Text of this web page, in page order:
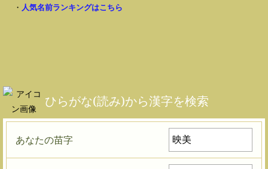
・ 人気名前ランキングはこちら
ひらがな(読み)から漢字を検索
あなたの苗字